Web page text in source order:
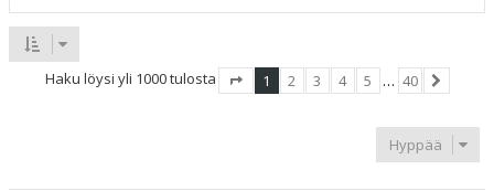
Haku löysi yli 1000 tulosta
1 2 3 4 5 … 40
Hyppää